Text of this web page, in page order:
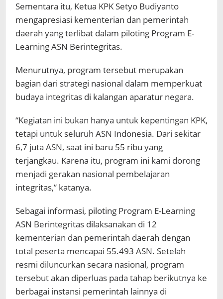
Sementara itu, Ketua KPK Setyo Budiyanto
mengapresiasi kementerian dan pemerintah
daerah yang terlibat dalam piloting Program E-
Learning ASN Berintegritas.
Menurutnya, program tersebut merupakan
bagian dari strategi nasional dalam memperkuat
budaya integritas di kalangan aparatur negara.
“Kegiatan ini bukan hanya untuk kepentingan KPK,
tetapi untuk seluruh ASN Indonesia. Dari sekitar
6,7 juta ASN, saat ini baru 55 ribu yang
terjangkau. Karena itu, program ini kami dorong
menjadi gerakan nasional pembelajaran
integritas,” katanya.
Sebagai informasi, piloting Program E-Learning
ASN Berintegritas dilaksanakan di 12
kementerian dan pemerintah daerah dengan
total peserta mencapai 55.493 ASN. Setelah
resmi diluncurkan secara nasional, program
tersebut akan diperluas pada tahap berikutnya ke
berbagai instansi pemerintah lainnya di